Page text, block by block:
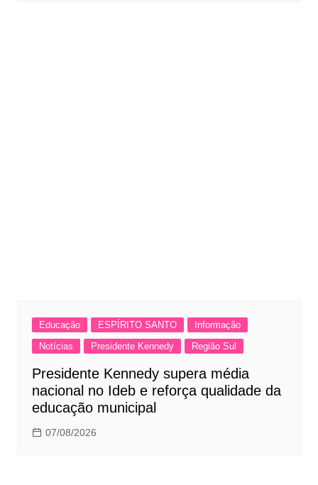
Educação ESPÍRITO SANTO
Informação
Notícias
Presidente Kennedy Região Sul
Presidente Kennedy supera média
nacional no Ideb e reforça qualidade da
educação municipal
07/08/2026